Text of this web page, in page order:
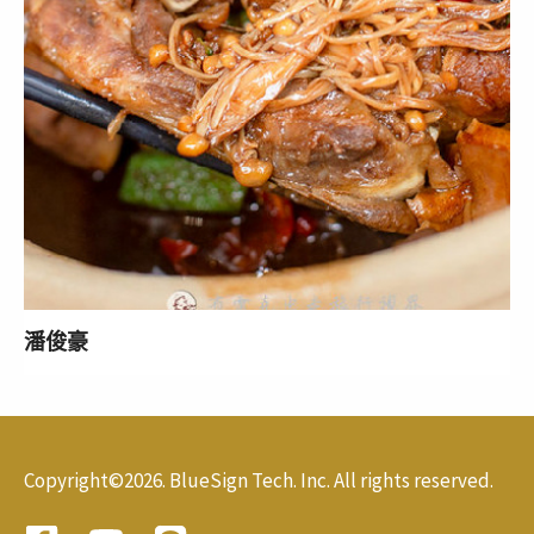
潘俊豪
Copyright©2026. BlueSign Tech. Inc. All rights reserved.